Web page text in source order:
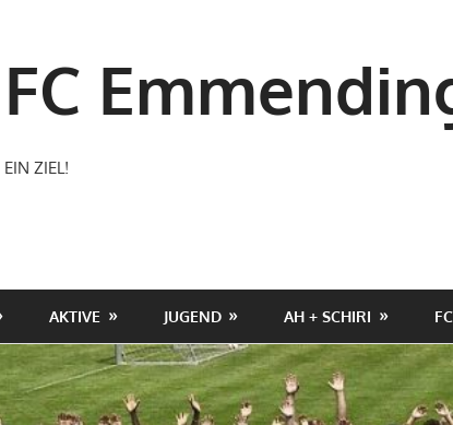
FC
ZIEL!
AKTIVE JUGEND AH + SCHIRI